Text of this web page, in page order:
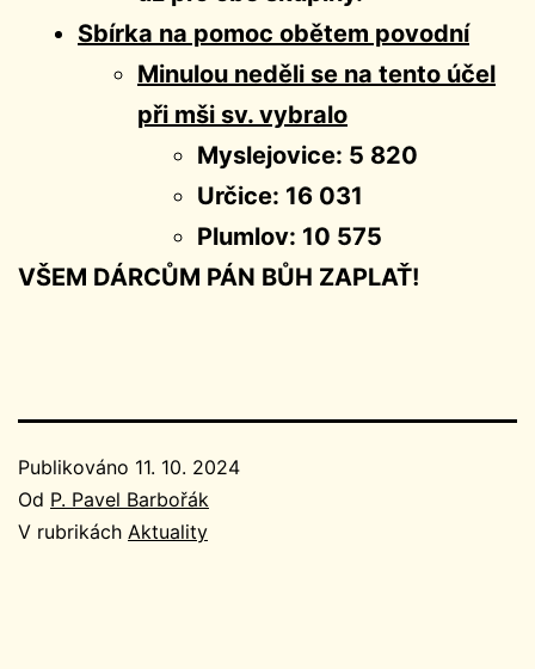
Sbírka na pomoc obětem povodní
Minulou neděli se na tento účel
při mši sv. vybralo
Myslejovice: 5 820
Určice: 16 031
Plumlov: 10 575
VŠEM DÁRCŮM PÁN BŮH ZAPLAŤ!
Publikováno 11. 10. 2024
Od P. Pavel Barbořák
V rubrikách Aktuality